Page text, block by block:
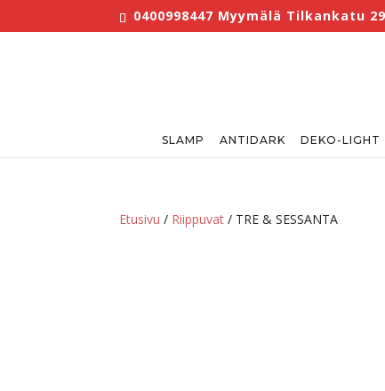
0400998447 Myymälä Tilkankatu
SLAMP ANTIDARK DEKO-LIGHT
Etusivu / Riippuvat / TRE & SESSANTA